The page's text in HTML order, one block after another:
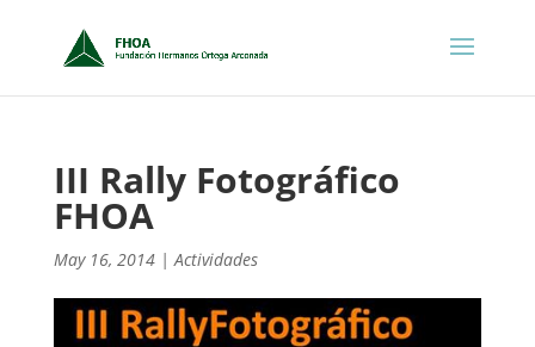
III Rally Fotográfico
FHOA
May 16, 2014|Actividades